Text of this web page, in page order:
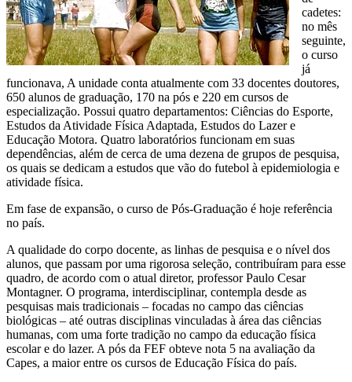
cadetes:
no mês
seguinte,
o curso
já
funcionava, A unidade conta atualmente com 33 docentes doutores,
650 alunos de graduação, 170 na pós e 220 em cursos de
especialização. Possui quatro departamentos: Ciências do Esporte,
Estudos da Atividade Física Adaptada, Estudos do Lazer e
Educação Motora. Quatro laboratórios funcionam em suas
dependências, além de cerca de uma dezena de grupos de pesquisa,
os quais se dedicam a estudos que vão do futebol à epidemiologia e
atividade física.
Em fase de expansão, o curso de Pós-Graduação é hoje referência
no país.
A qualidade do corpo docente, as linhas de pesquisa e o nível dos
alunos, que passam por uma rigorosa seleção, contribuíram para esse
quadro, de acordo com o atual diretor, professor Paulo Cesar
Montagner. O programa, interdisciplinar, contempla desde as
pesquisas mais tradicionais – focadas no campo das ciências
biológicas – até outras disciplinas vinculadas à área das ciências
humanas, com uma forte tradição no campo da educação física
escolar e do lazer. A pós da FEF obteve nota 5 na avaliação da
Capes, a maior entre os cursos de Educação Física do país.